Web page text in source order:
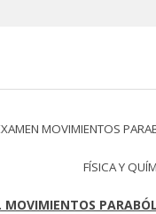
MOVIMIENTOS
FÍSICA Y
MOVIMIENTOS